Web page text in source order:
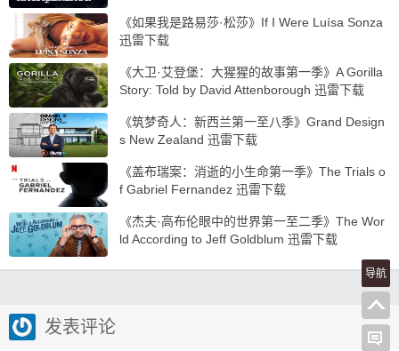
《如果我是路易莎·松莎》If I Were Luísa Sonza
迅雷下载
《大卫·艾登堡：大猩猩的故事第一季》A Gorilla
Story: Told by David Attenborough 迅雷下载
《筑梦奇人：新西兰第一至八季》Grand Design
s New Zealand 迅雷下载
《盖布瑞案：消逝的小生命第一季》The Trials o
f Gabriel Fernandez 迅雷下载
《杰夫·高布伦眼中的世界第一至二季》The Wor
ld According to Jeff Goldblum 迅雷下载
发表评论
导航